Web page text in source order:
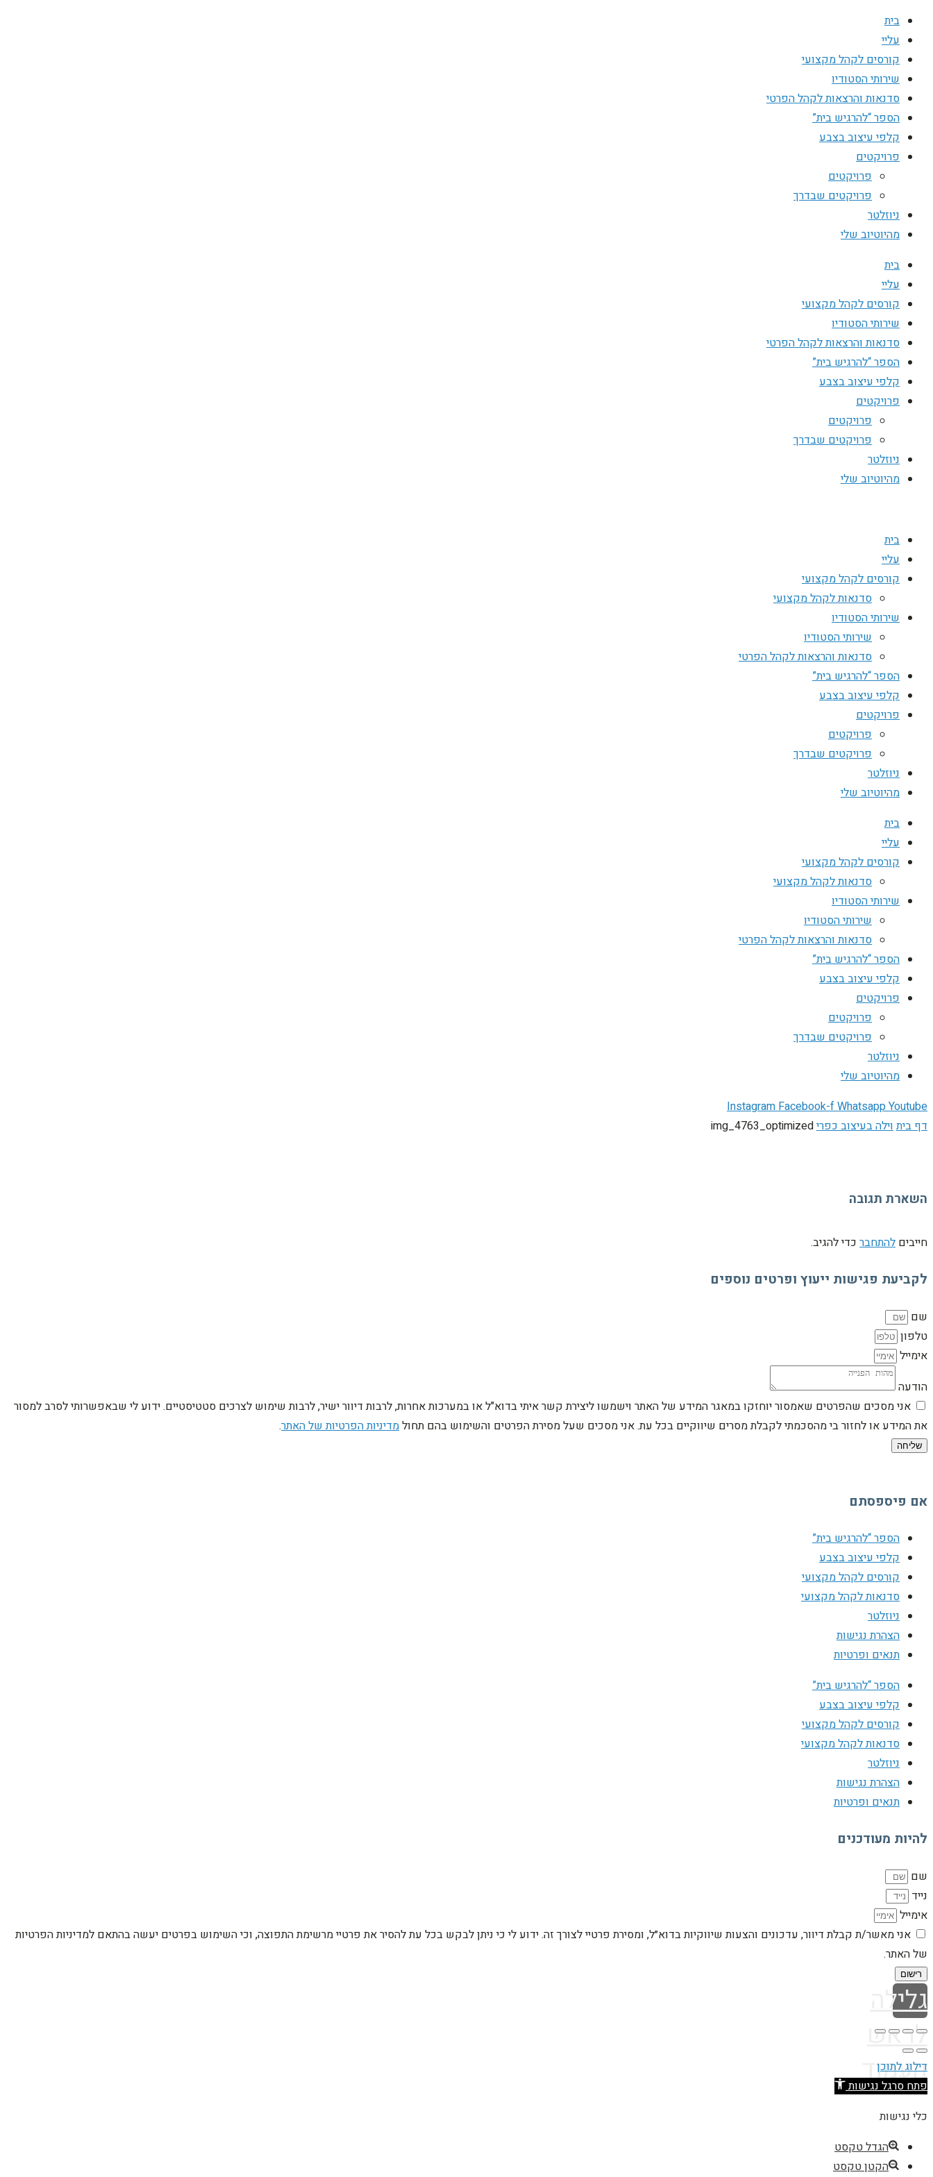
בית
עליי
קורסים לקהל מקצועי
שירותי הסטודיו
סדנאות והרצאות לקהל הפרטי
הספר “להרגיש בית”
קלפי עיצוב בצבע
פרויקטים
פרויקטים
פרויקטים שבדרך
ניוזלטר
מהיוטיוב שלי
בית
עליי
קורסים לקהל מקצועי
שירותי הסטודיו
סדנאות והרצאות לקהל הפרטי
הספר “להרגיש בית”
קלפי עיצוב בצבע
פרויקטים
פרויקטים
פרויקטים שבדרך
ניוזלטר
מהיוטיוב שלי
בית
עליי
קורסים לקהל מקצועי
סדנאות לקהל מקצועי
שירותי הסטודיו
שירותי הסטודיו
סדנאות והרצאות לקהל הפרטי
הספר “להרגיש בית”
קלפי עיצוב בצבע
פרויקטים
פרויקטים
פרויקטים שבדרך
ניוזלטר
מהיוטיוב שלי
בית
עליי
קורסים לקהל מקצועי
סדנאות לקהל מקצועי
שירותי הסטודיו
שירותי הסטודיו
סדנאות והרצאות לקהל הפרטי
הספר “להרגיש בית”
קלפי עיצוב בצבע
פרויקטים
פרויקטים
פרויקטים שבדרך
ניוזלטר
מהיוטיוב שלי
InstagramFacebook-fWhatsappYoutube
דף ביתוילה בעיצוב כפריimg_4763_optimized
השארת תגובה
חייבים להתחבר כדי להגיב.
לקביעת פגישות ייעוץ ופרטים נוספים
שם
טלפון
אימייל
הודעה
אני מסכים שהפרטים שאמסור יוחזקו במאגר המידע של האתר וישמשו ליצירת קשר איתי בדוא"ל או במערכות אחרות, לרבות דיוור ישיר, לרבות שימוש לצרכים סטטיסטיים. ידוע לי שבאפשרותי לסרב למסור
את המידע או לחזור בי מהסכמתי לקבלת מסרים שיווקיים בכל עת. אני מסכים שעל מסירת הפרטים והשימוש בהם תחולמדיניות הפרטיות של האתר.
שליחה
אם פיספסתם
הספר “להרגיש בית”
קלפי עיצוב בצבע
קורסים לקהל מקצועי
סדנאות לקהל מקצועי
ניוזלטר
הצהרת נגישות
תנאים ופרטיות
הספר “להרגיש בית”
קלפי עיצוב בצבע
קורסים לקהל מקצועי
סדנאות לקהל מקצועי
ניוזלטר
הצהרת נגישות
תנאים ופרטיות
להיות מעודכנים
שם
נייד
אימייל
אני מאשר/ת קבלת דיוור, עדכונים והצעות שיווקיות בדוא״ל, ומסירת פרטיי לצורך זה. ידוע לי כי ניתן לבקש בכל עת להסיר את פרטיי מרשימת התפוצה, וכי השימוש בפרטים יעשה בהתאם למדיניות הפרטיות
של האתר.
רישום
גלילה
לראש
העמוד
דילוג לתוכן
פתח סרגל נגישות
כלי נגישות
הגדל טקסט
הקטן טקסט